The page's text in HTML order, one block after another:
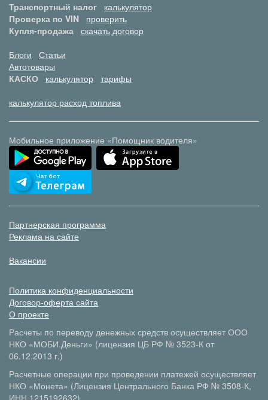
Транспортный налог
калькулятор
Проверка по VIN
проверить
Купля-продажа скачать договор
Блоги
Статьи
Автотовары
КАСКО
калькулятор тарифы
калькулятор расход топлива
Мобильное приложение «Помощник водителя»
Партнерская программа
Реклама на сайте
Вакансии
Политика конфиденциальности
Договор-оферта сайта
О проекте
Расчеты по переводу денежных средств осуществляет ООО
НКО «МОБИ.Деньги» (лицензия ЦБ РФ № 3523-К от
06.12.2013 г.)
Расчетные операции при проведении платежей осуществляет
НКО «Монета» (Лицензия Центрального Банка РФ № 3508-К,
ИНН 1215192632)